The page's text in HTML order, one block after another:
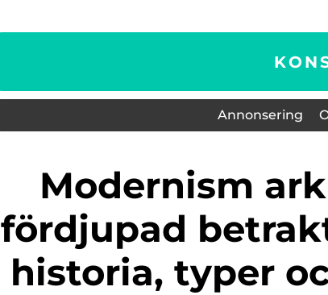
Annonsering
Modernism arkitektur: En
fördjupad
historia, typer